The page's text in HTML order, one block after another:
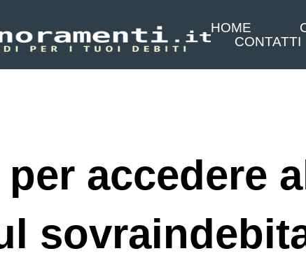
HOME
CONTATTI
accedere